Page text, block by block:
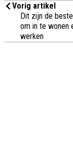
Vorig artikel
Dit zijn de
om in te wonen
werken